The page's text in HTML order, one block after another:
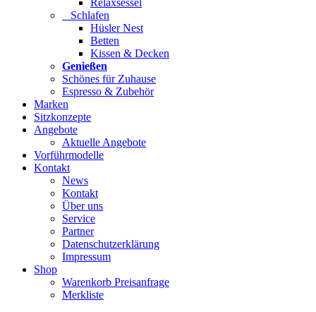
Relaxsessel
Schlafen
Hüsler Nest
Betten
Kissen & Decken
Genießen
Schönes für Zuhause
Espresso & Zubehör
Marken
Sitzkonzepte
Angebote
Aktuelle Angebote
Vorführmodelle
Kontakt
News
Kontakt
Über uns
Service
Partner
Datenschutzerklärung
Impressum
Shop
Warenkorb Preisanfrage
Merkliste